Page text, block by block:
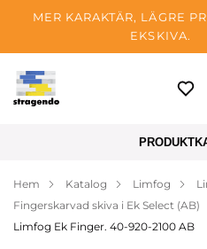
MER KARAKTÄR, LÄGRE
EKSKIVA.
Tallinn
Betalning
Om företaget
Hem Katalog Limfog
Fingerskarvad skiva i Ek Select (AB)
Limfog Ek Finger. 40-920-2100 AB